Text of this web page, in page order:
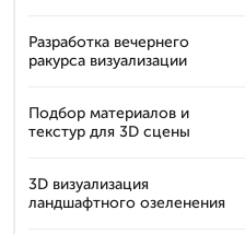
Разработка вечернего
ракурса визуализации
Подбор материалов и
текстур для 3D сцены
3D визуализация
ландшафтного озеленения